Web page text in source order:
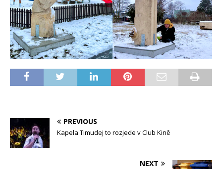
PREVIOUS
Kapela Timudej to rozjede v Club Kině
NEXT